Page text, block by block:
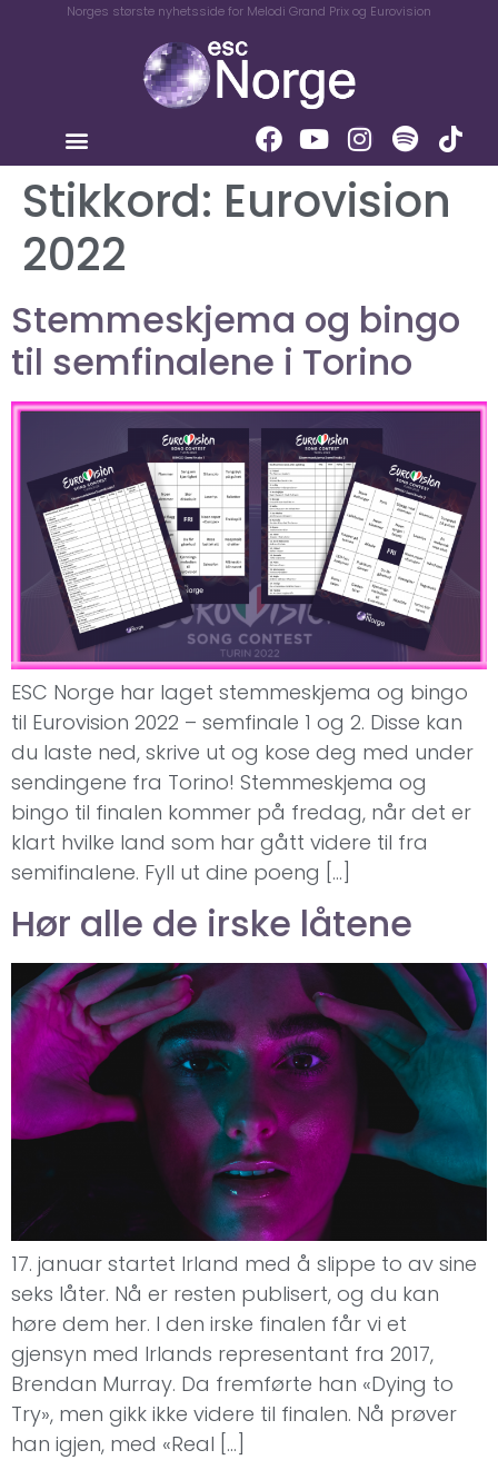
Norges største nyhetsside for Melodi Grand Prix og Eurovision
Stikkord: Eurovision
2022
Stemmeskjema og bingo
til semfinalene i Torino
ESC Norge har laget stemmeskjema og bingo
til Eurovision 2022 – semfinale 1 og 2. Disse kan
du laste ned, skrive ut og kose deg med under
sendingene fra Torino! Stemmeskjema og
bingo til finalen kommer på fredag, når det er
klart hvilke land som har gått videre til fra
semifinalene. Fyll ut dine poeng […]
Hør alle de irske låtene
17. januar startet Irland med å slippe to av sine
seks låter. Nå er resten publisert, og du kan
høre dem her. I den irske finalen får vi et
gjensyn med Irlands representant fra 2017,
Brendan Murray. Da fremførte han «Dying to
Try», men gikk ikke videre til finalen. Nå prøver
han igjen, med «Real […]